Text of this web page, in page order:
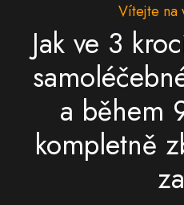
Vítejte na
Jak ve 3
a během
kompletně